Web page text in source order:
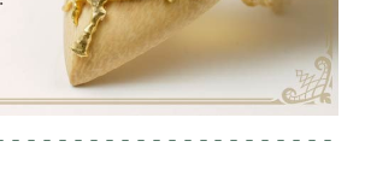
－－－－－－－－－－－－－－－－－－－－－